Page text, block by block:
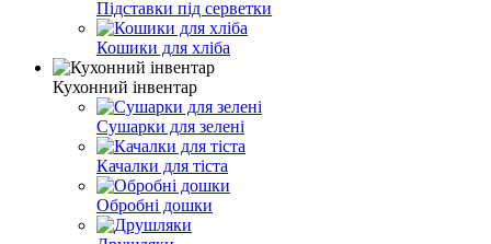
Підставки під серветки
Кошики для хліба
Кухонний інвентар
Сушарки для зелені
Качалки для тіста
Обробні дошки